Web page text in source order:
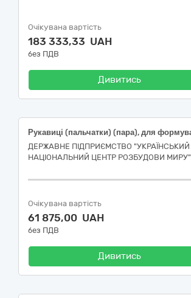
Очікувана вартість
183 333,33 UAH
без ПДВ
Дивитись
ДЕРЖАВНЕ ПІДПРИЄМСТВО "УКРАЇНСЬКИЙ
НАЦІОНАЛЬНИЙ ЦЕНТР РОЗБУДОВИ МИРУ"
Очікувана вартість
61 875,00 UAH
без ПДВ
Дивитись